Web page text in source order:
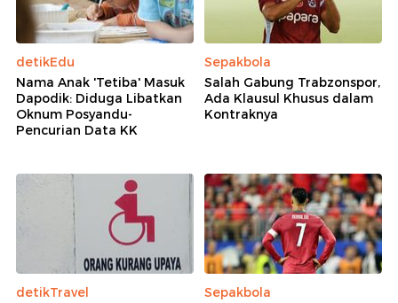
detikEdu
Nama Anak 'Tetiba' Masuk
Dapodik: Diduga Libatkan
Oknum Posyandu-
Pencurian Data KK
Sepakbola
Salah Gabung Trabzonspor,
Ada Klausul Khusus dalam
Kontraknya
detikTravel
Sepakbola